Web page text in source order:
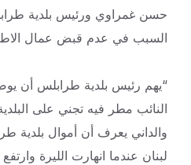
حسن غمراوي ورئيس بلدية
السبب في عدم قبض عمال
“يهم رئيس بلدية طرابلس أن
النائب مطر فيه تجني على
والداني يعرف أن أموال
لبنان عندما انهارت الليرة